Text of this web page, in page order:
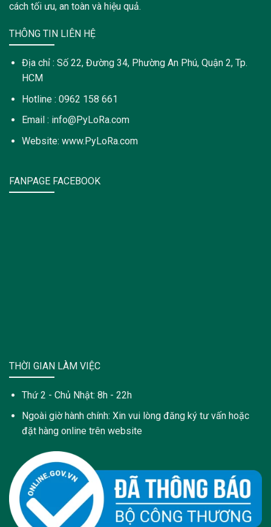
cách tối ưu, an toàn và hiệu quả.
THÔNG TIN LIÊN HỆ
Địa chỉ : Số 22, Đường 34, Phường An Phú, Quận 2, Tp.
HCM
Hotline : 0962 158 661
Email : info@PyLoRa.com
Website: www.PyLoRa.com
FANPAGE FACEBOOK
THỜI GIAN LÀM VIỆC
Thứ 2 - Chủ Nhật: 8h - 22h
Ngoài giờ hành chính: Xin vui lòng đăng ký tư vấn hoặc
đặt hàng online trên website